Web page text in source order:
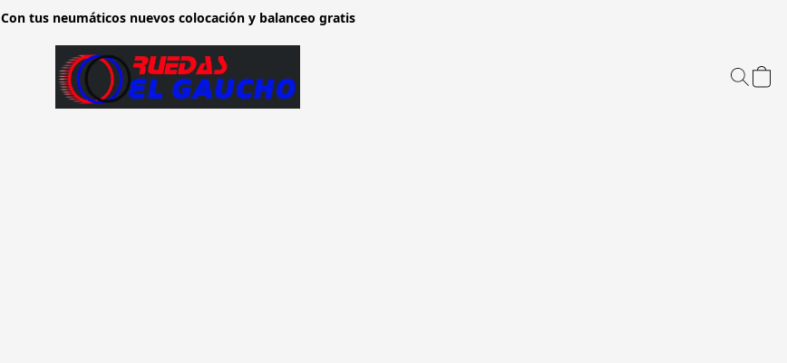
Con tus neumáticos nuevos colocación y balanceo gratis